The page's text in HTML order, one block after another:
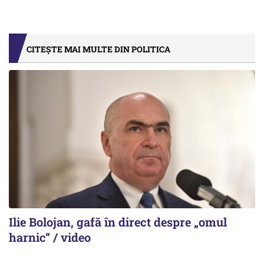
CITEȘTE MAI MULTE DIN POLITICA
Ilie Bolojan, gafă în direct despre „omul
harnic“ / video